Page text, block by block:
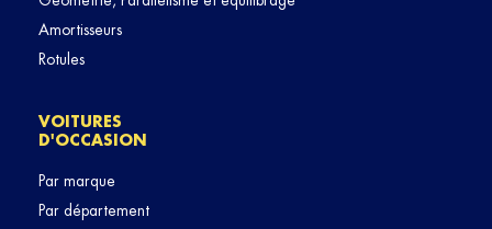
Amortisseurs
Rotules
VOITURES
D'OCCASION
Par marque
Par département